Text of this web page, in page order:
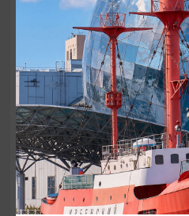
Аудиоспектакль
косы»
01.02.2026 -
Куршская коса
ОТ 2500₽